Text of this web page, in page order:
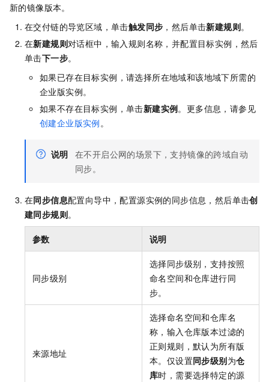
新的镜像版本。
在交付链的导览区域，单击触发同步 ，然后单击新建规则。
在新建规则对话框中，输入规则名称，并配置目标实例，然后
单击下一步。
如果已存在目标实例，请选择所在地域和该地域下所需的
企业版实例。
如果不存在目标实例，单击新建实例。更多信息，请参见
创建企业版实例 。
说明 在不开启公网的场景下，支持镜像的跨域自动
同步。
在同步信息配置向导中，配置源实例的同步信息，然后单击创
建同步规则。
参数 说明
同步级别
选择同步级别，支持按照
命名空间和仓库进行同
步。
来源地址
选择命名空间和仓库名
称，输入仓库版本过滤的
正则规则，默认为所有版
本。仅设置同步级别为仓
库时，需要选择特定的源